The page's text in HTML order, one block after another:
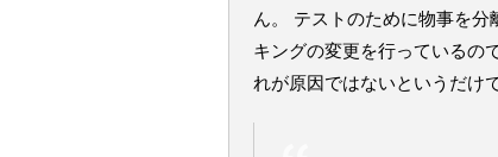
ん。 テストのために物事を
キングの変更を行っているの
れが原因ではないというだけで